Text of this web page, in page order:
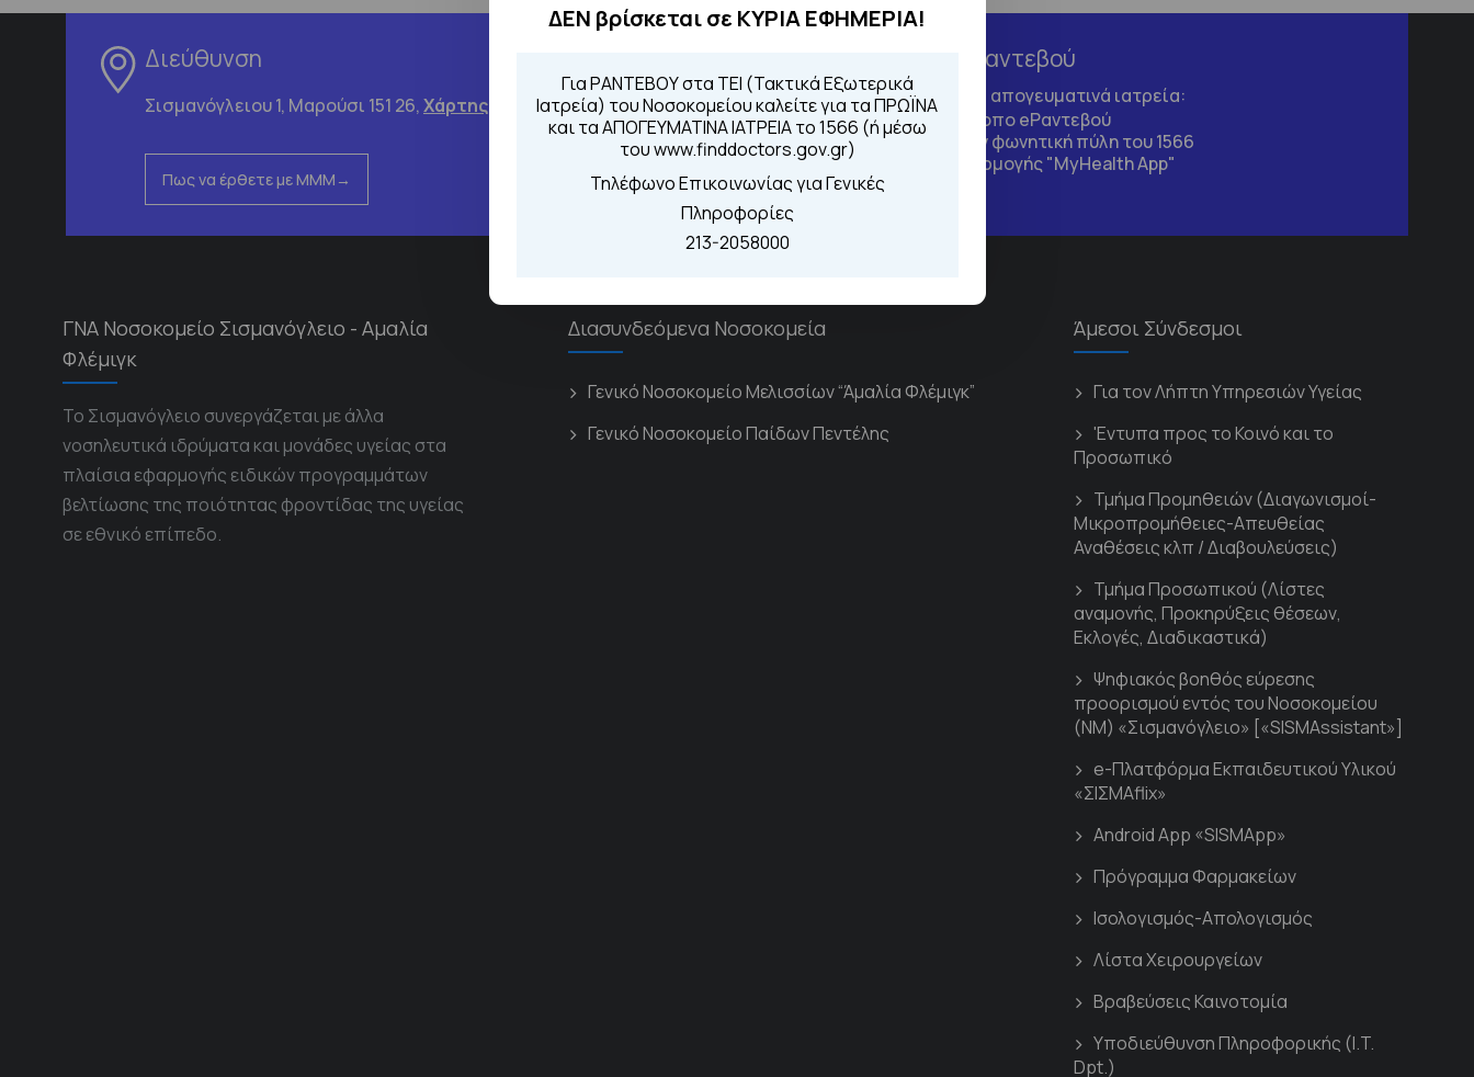
ΔΕΝ βρίσκεται σε ΚΥΡΙΑ ΕΦΗΜΕΡΙΑ!
Για ΡΑΝΤΕΒΟΥ στα ΤΕΙ (Τακτικά Εξωτερικά
Ιατρεία) του Νοσοκομείου καλείτε για τα ΠΡΩΪΝΑ
και τα ΑΠΟΓΕΥΜΑΤΙΝΑ ΙΑΤΡΕΙΑ το 1566 (ή μέσω
του www.finddoctors.gov.gr)
Τηλέφωνο Επικοινωνίας για Γενικές
Πληροφορίες
213-2058000
Διεύθυνση
Σισμανόγλειου 1, Μαρούσι 151 26,Χάρτης Περιοχής
Πως να έρθετε με ΜΜΜ
Τηλέφωνα για Ραντεβού
Για τα πρωινά και τα απογευματινά ιατρεία:
Από τον ιστότοποeΡαντεβού
Καλώντας στην φωνητική πύλη του 1566
Μέσω της εφαρμογής "MyHealth App"
ΓΝΑ Νοσοκομείο Σισμανόγλειο - Αμαλία
Φλέμιγκ
Το Σισμανόγλειο συνεργάζεται με άλλα
νοσηλευτικά ιδρύματα και μονάδες υγείας στα
πλαίσια εφαρμογής ειδικών προγραμμάτων
βελτίωσης της ποιότητας φροντίδας της υγείας
σε εθνικό επίπεδο.
Διασυνδεόμενα Νοσοκομεία
Γενικό Νοσοκομείο Μελισσίων “Άμαλία Φλέμιγκ”
Γενικό Νοσοκομείο Παίδων Πεντέλης
Άμεσοι Σύνδεσμοι
Για τον Λήπτη Υπηρεσιών Υγείας
'Εντυπα προς το Κοινό και το
Προσωπικό
Τμήμα Προμηθειών (Διαγωνισμοί-
Μικροπρομήθειες-Απευθείας
Αναθέσεις κλπ / Διαβουλεύσεις)
Τμήμα Προσωπικού (Λίστες
αναμονής, Προκηρύξεις θέσεων,
Εκλογές, Διαδικαστικά)
Ψηφιακός βοηθός εύρεσης
προορισμού εντός του Νοσοκομείου
(ΝΜ) «Σισμανόγλειο» [«SISMAssistant»]
e-Πλατφόρμα Εκπαιδευτικού Υλικού
«ΣΙΣΜΑflix»
Android App «SISMApp»
Πρόγραμμα Φαρμακείων
Ισολογισμός-Απολογισμός
Λίστα Χειρουργείων
Βραβεύσεις Καινοτομία
Υποδιεύθυνση Πληροφορικής (I.T.
Dpt.)